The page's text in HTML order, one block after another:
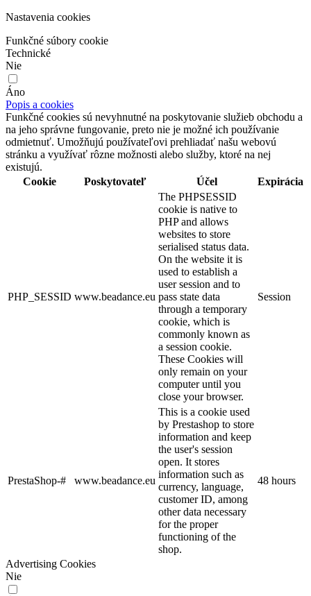
Nastavenia cookies
Funkčné súbory cookie
Technické
Nie
Áno
Popis a cookies
Funkčné cookies sú nevyhnutné na poskytovanie služieb obchodu a
na jeho správne fungovanie, preto nie je možné ich používanie
odmietnuť. Umožňujú používateľovi prehliadať našu webovú
stránku a využívať rôzne možnosti alebo služby, ktoré na nej
existujú.
Cookie
Poskytovateľ Účel Expirácia
PHP_SESSID www.beadance.eu
The PHPSESSID
cookie is native to
PHP and allows
websites to store
serialised status data.
On the website it is
used to establish a
user session and to
pass state data
through a temporary
cookie, which is
commonly known as
a session cookie.
These Cookies will
only remain on your
computer until you
close your browser.
Session
PrestaShop-# www.beadance.eu
This is a cookie used
by Prestashop to store
information and keep
the user's session
open. It stores
information such as
currency, language,
customer ID, among
other data necessary
for the proper
functioning of the
shop.
48 hours
Advertising Cookies
Nie